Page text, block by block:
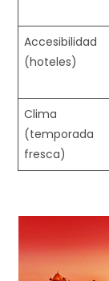
Accesibilidad
(hoteles)
Clima
(temporada
fresca)